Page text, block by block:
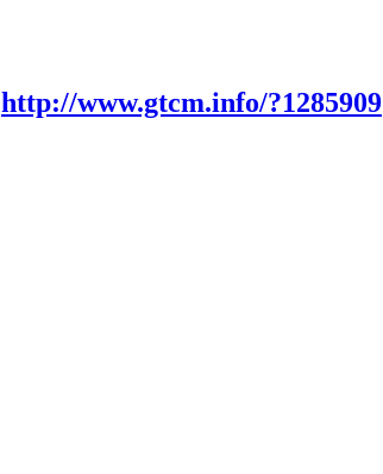
http://www.gtcm.info/?1285909